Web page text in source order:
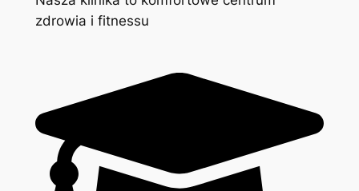
zdrowia i fitnessu